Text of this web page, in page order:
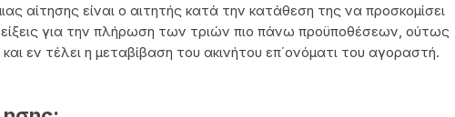
αίτησης είναι ο αιτητής κατά την κατάθεση της να προσκομίσει
για την πλήρωση των τριών πιο πάνω προϋποθέσεων, ούτως
εν τέλει η μεταβίβαση του ακινήτου επ΄ονόματι του αγοραστή.